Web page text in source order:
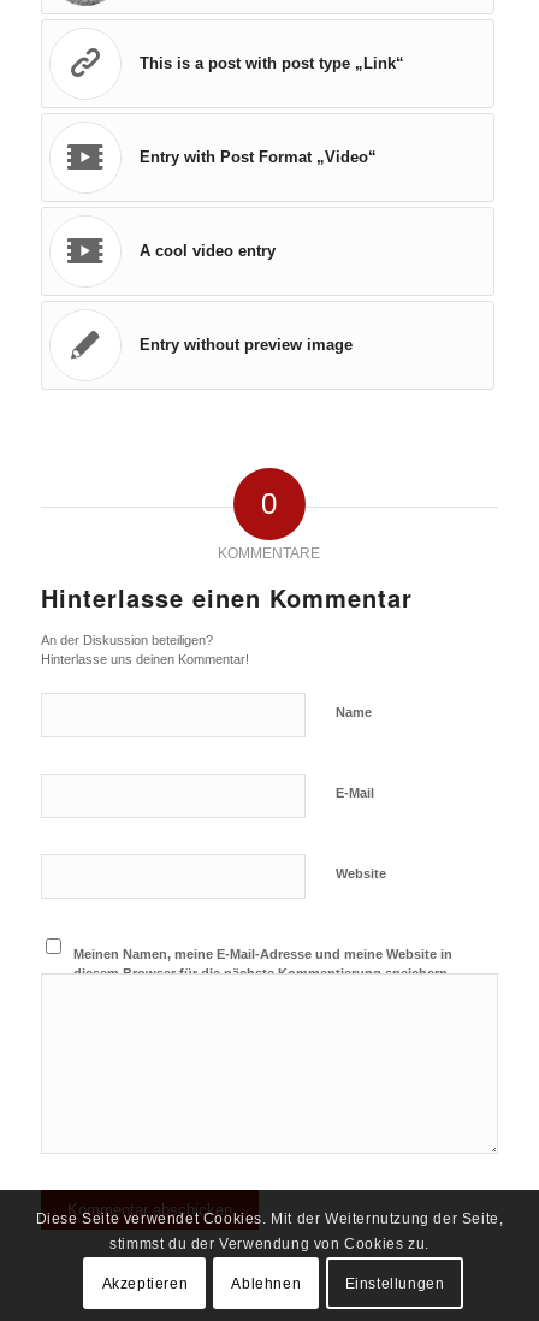
This is a post with post type „Link“
Entry with Post Format „Video“
A cool video entry
Entry without preview image
0
KOMMENTARE
Hinterlasse einen Kommentar
An der Diskussion beteiligen?
Hinterlasse uns deinen Kommentar!
Name
E-Mail
Website
Meinen Namen, meine E-Mail-Adresse und meine Website in
diesem Browser für die nächste Kommentierung speichern.
Diese Seite verwendet Cookies. Mit der Weiternutzung der Seite,
stimmst du der Verwendung von Cookies zu.
Akzeptieren Ablehnen Einstellungen